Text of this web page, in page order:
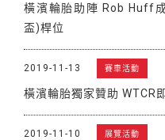
橫濱輪胎助陣 Rob Huff
盃)桿位
2019-11-13 賽車活動
橫濱輪胎獨家贊助 WTCR
2019-11-10 展覽活動